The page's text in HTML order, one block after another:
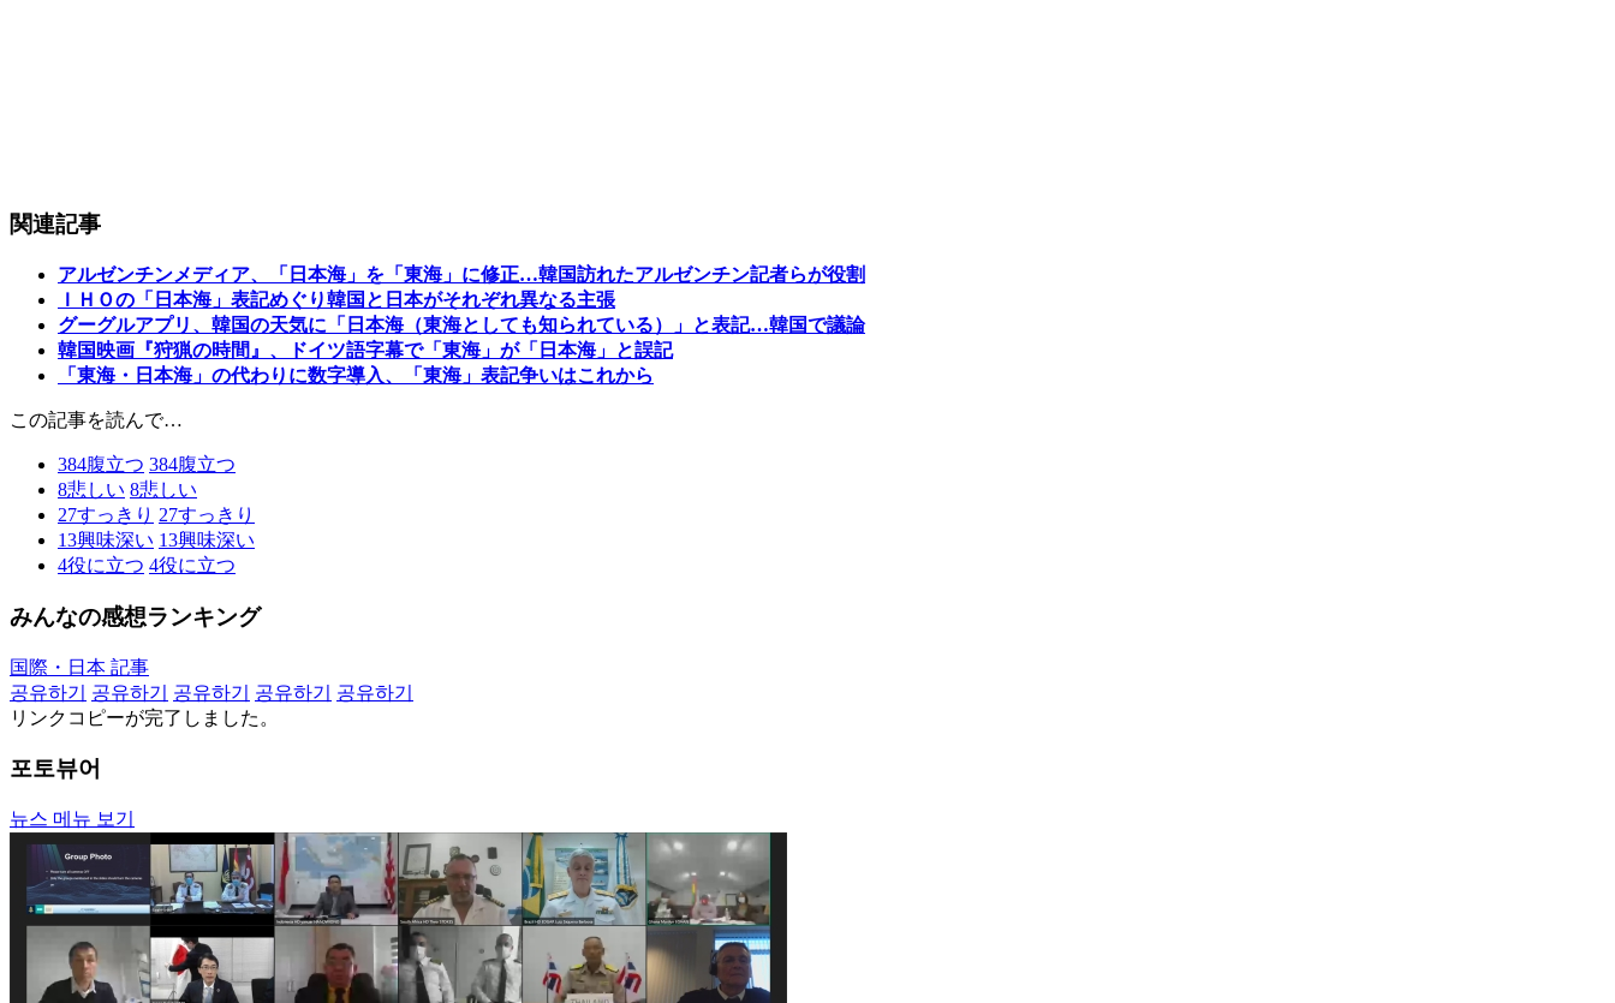
関連記事
アルゼンチンメディア、「日本海」を「東海」に修正…韓国訪れたアルゼンチン記者らが役割
ＩＨＯの「日本海」表記めぐり韓国と日本がそれぞれ異なる主張
グーグルアプリ、韓国の天気に「日本海（東海としても知られている）」と表記…韓国で議論
韓国映画『狩猟の時間』、ドイツ語字幕で「東海」が「日本海」と誤記
「東海・日本海」の代わりに数字導入、「東海」表記争いはこれから
この記事を読んで…
384腹立つ 384腹立つ
8悲しい 8悲しい
27すっきり 27すっきり
13興味深い 13興味深い
4役に立つ 4役に立つ
みんなの感想ランキング
国際・日本 記事
공유하기
공유하기 공유하기 공유하기
공유하기
リンクコピーが完了しました。
포토뷰어
뉴스 메뉴 보기